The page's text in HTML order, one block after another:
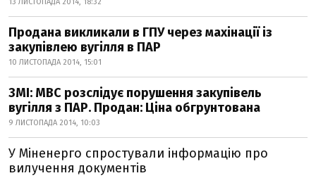
Продана викликали в ГПУ через махінації із
закупівлею вугілля в ПАР
10 ЛИСТОПАДА 2014, 15:01
ЗМІ: МВС розслідує порушення закупівель
вугілля з ПАР. Продан: Ціна обгрунтована
9 ЛИСТОПАДА 2014, 10:03
У Міненерго спростували інформацію про
вилучення документів